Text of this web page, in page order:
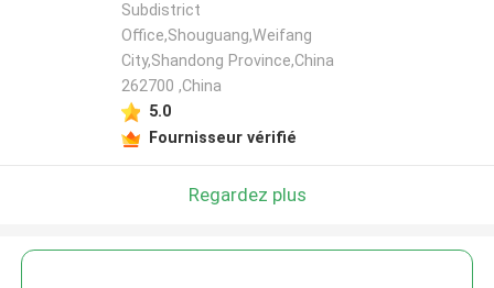
Subdistrict
Office,Shouguang,Weifang
City,Shandong Province,China
262700 ,China
5.0
Fournisseur vérifié
Regardez plus